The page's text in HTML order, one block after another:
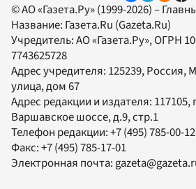
© АО «Газета.Ру» (1999-2026) –
Название: Газета.Ru (Gazeta.Ru)
Учредитель:АО «Газета.Ру», ОГРН
7743625728
Адрес учредителя: 125239, Россия,
улица, дом 67
Адрес редакции и издателя: 117105,
Варшавское шоссе, д.9, стр.1
Телефон редакции:+7 (495) 785-00-12
Факс:+7 (495) 785-17-01
Электронная почта: